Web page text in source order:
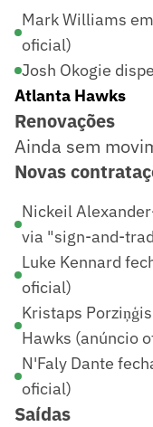
Mark Williams
oficial)
Josh Okogie
Atlanta Hawks
Renovações
Ainda sem
Novas
Nickeil
via "sign-and-
Luke Kennard
oficial)
Kristaps
Hawks (anúncio
N'Faly Dante
oficial)
Saídas